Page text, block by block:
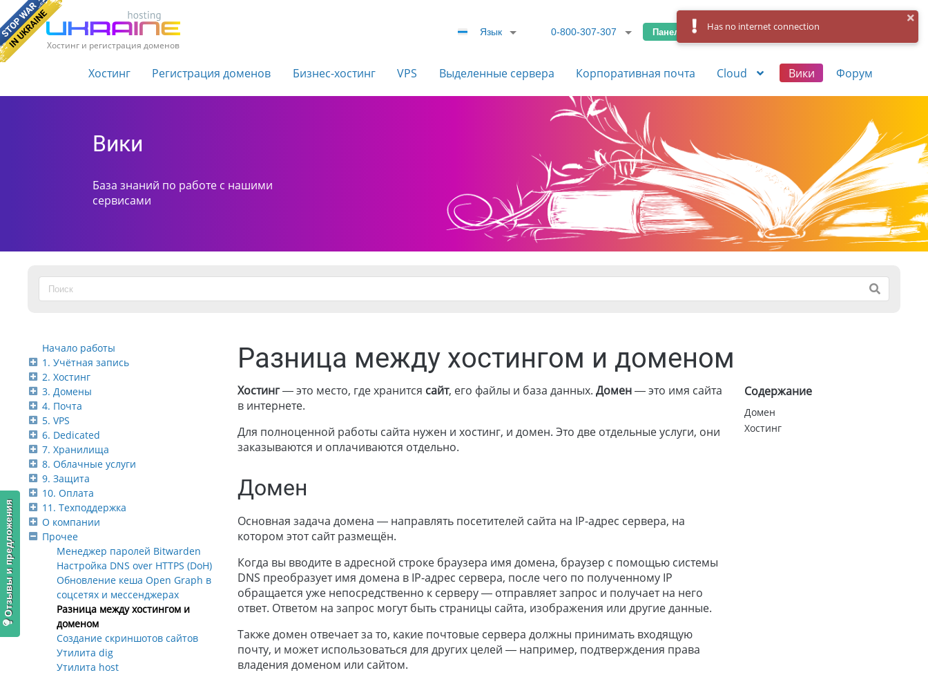
Хостинг и регистрация доменов
Язык 0-800-307-307 Панель управления Вход Регистрация
Хостинг Регистрация доменов Бизнес-хостинг VPS Выделенные сервера Корпоративная почта Cloud Вики Форум
Вики
База знаний по работе с нашими
сервисами
Начало работы
1. Учётная запись
2. Хостинг
3. Домены
4. Почта
5. VPS
6. Dedicated
7. Хранилища
8. Облачные услуги
9. Защита
10. Оплата
11. Техподдержка
О компании
Прочее
Менеджер паролей Bitwarden
Настройка DNS over HTTPS (DoH)
Обновление кеша Open Graph в
соцсетях и мессенджерах
Разница между хостингом и
доменом
Создание скриншотов сайтов
Утилита dig
Утилита host
Разница между хостингом и доменом
Хостинг— это место, где хранится сайт, его файлы и база данных. Домен— это имя сайта
в интернете.
Для полноценной работы сайта нужен и хостинг, и домен. Это две отдельные услуги, они
заказываются и оплачиваются отдельно.
Домен
Основная задача домена — направлять посетителей сайта на IP-адрес сервера, на
котором этот сайт размещён.
Когда вы вводите в адресной строке браузера имя домена, браузер с помощью системы
DNS преобразует имя домена в IP-адрес сервера, после чего по полученному IP
обращается уже непосредственно к серверу — отправляет запрос и получает на него
ответ. Ответом на запрос могут быть страницы сайта, изображения или другие данные.
Также домен отвечает за то, какие почтовые сервера должны принимать входящую
почту, и может использоваться для других целей — например, подтверждения права
владения доменом или сайтом.
Содержание
Домен
Хостинг
Отзывы и предложения
Has no internet connection